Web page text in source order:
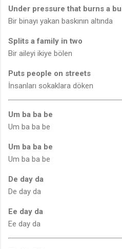
Under pressure that burns a
Bir binayı yakan baskının altında
Splits a family in two
Bir aileyi ikiye bölen
Puts people on streets
İnsanları sokaklara döken
Um ba ba be
Um ba ba be
Um ba ba be
Um ba ba be
De day da
De day da
Ee day da
Ee day da